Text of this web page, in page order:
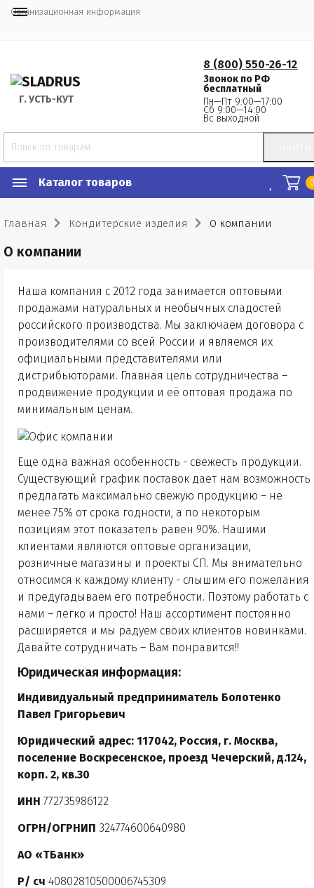
Организационная информация
Г. УСТЬ-КУТ
8 (800) 550-26-12
Звонок по РФ
бесплатный
Пн—Пт 9:00—17:00
Сб 9:00—14:00
Вс выходной
Каталог товаров
Главная Кондитерские изделия О компании
О компании
Наша компания с 2012 года занимается оптовыми
продажами натуральных и необычных сладостей
российского производства. Мы заключаем договора с
производителями со всей России и являемся их
официальными представителями или
дистрибьюторами. Главная цель сотрудничества –
продвижение продукции и её оптовая продажа по
минимальным ценам.
Еще одна важная особенность - свежесть продукции.
Существующий график поставок дает нам возможность
предлагать максимально свежую продукцию – не
менее 75% от срока годности, а по некоторым
позициям этот показатель равен 90%. Нашими
клиентами являются оптовые организации,
розничные магазины и проекты СП. Мы внимательно
относимся к каждому клиенту - слышим его пожелания
и предугадываем его потребности. Поэтому работать с
нами – легко и просто! Наш ассортимент постоянно
расширяется и мы радуем своих клиентов новинками.
Давайте сотрудничать – Вам понравится!!
Юридическая информация:
Индивидуальный предприниматель Болотенко
Павел Григорьевич
Юридический адрес: 117042, Россия, г. Москва,
поселение Воскресенское, проезд Чечерский, д.124,
корп. 2, кв.30
ИНН 772735986122
ОГРН/ОГРНИП 324774600640980
АО «ТБанк»
Р/ сч 40802810500006745309